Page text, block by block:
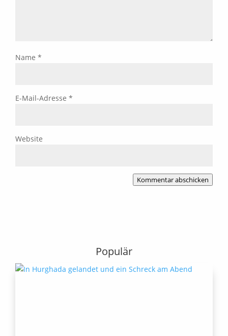
Name *
E-Mail-Adresse *
Website
Kommentar abschicken
Populär